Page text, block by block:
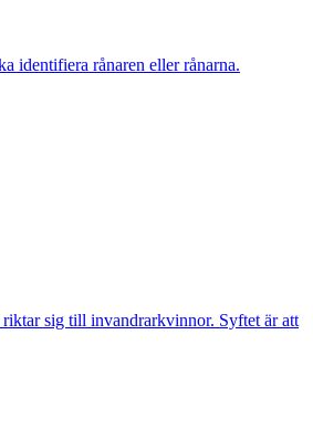
identifiera rånaren eller rånarna.
sig till invandrarkvinnor. Syftet är att